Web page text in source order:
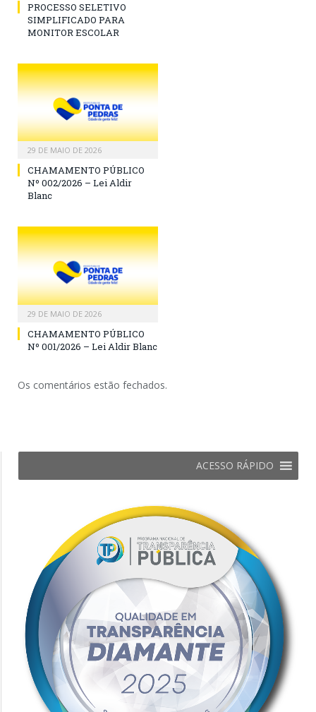
PROCESSO SELETIVO
SIMPLIFICADO PARA
MONITOR ESCOLAR
29 DE MAIO DE 2026
CHAMAMENTO PÚBLICO
Nº 002/2026 – Lei Aldir
Blanc
29 DE MAIO DE 2026
CHAMAMENTO PÚBLICO
Nº 001/2026 – Lei Aldir Blanc
Os comentários estão fechados.
ACESSO RÁPIDO